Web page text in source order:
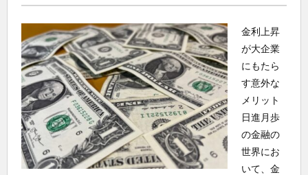
金利上昇
が大企業
にもたら
す意外な
メリット
日進月歩
の金融の
世界にお
いて、金